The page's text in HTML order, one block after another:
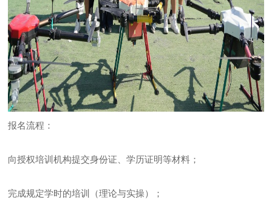
报名流程：
向授权培训机构提交身份证、学历证明等材料；
完成规定学时的培训（理论与实操）；